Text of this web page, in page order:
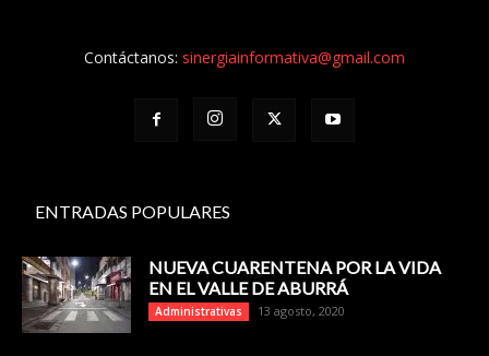
Contáctanos: sinergiainformativa@gmail.com
ENTRADAS POPULARES
NUEVA CUARENTENA POR LA VIDA
EN EL VALLE DE ABURRÁ
Administrativas 13 agosto, 2020